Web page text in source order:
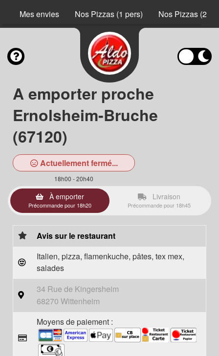
Mes envies Nos Pizzas (1 pers) Nos Pizzas (2
A emporter proche
Ernolsheim-Bruche
(67120)
Actuellement fermé...
18h00 - 20h40
À emporter
Précommande pour 18h20
Livraison
Précommande pour 18h45
Avis sur le restaurant
Italien, pizza, flamenkuche, pâtes, tex mex,
salades
34 Rue de Kingersheim
68270 Wittenheim
Moyens de paiement :